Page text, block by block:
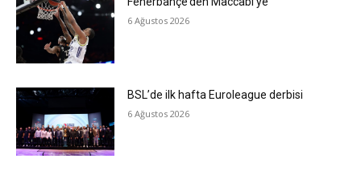
6 Ağustos 2026
BSL’de ilk hafta Euroleague derbisi
6 Ağustos 2026